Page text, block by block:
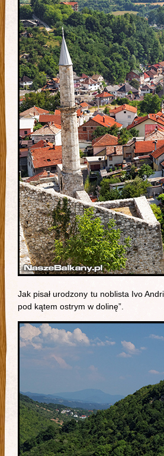
Jak pisał urodzony tu noblista Ivo
pod kątem ostrym w dolinę”.